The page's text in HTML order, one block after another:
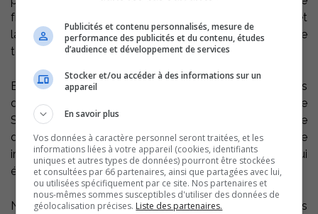
fruit d’une collaboration entre le comité du patrimoine et
la Société historique Pierre-de-Saurel qui a rédigé le
texte et effectué les recherches.
Entre le début du XXe siècle et 1965, 22 bateaux blancs
de la Canada Steamship Lines ont circulé sur le fleuve
Saint-Laurent et sur les Grands Lacs. Ces vaisseaux se
démarquaient des autres navires par leur taille
impressionnante, mais aussi par la couleur du pont qui
était d’un blanc immaculé.
Nombreux sont les citoyens qui se plaisaient à venir les
Publicités et contenu personnalisés, mesure de
performance des publicités et du contenu, études
d’audience et développement de services
Stocker et/ou accéder à des informations sur un
appareil
En savoir plus
Vos données à caractère personnel seront traitées, et les
informations liées à votre appareil (cookies, identifiants
uniques et autres types de données) pourront être stockées
et consultées par 66 partenaires, ainsi que partagées avec lui,
ou utilisées spécifiquement par ce site. Nos partenaires et
nous-mêmes sommes susceptibles d'utiliser des données de
géolocalisation précises. Liste des partenaires.